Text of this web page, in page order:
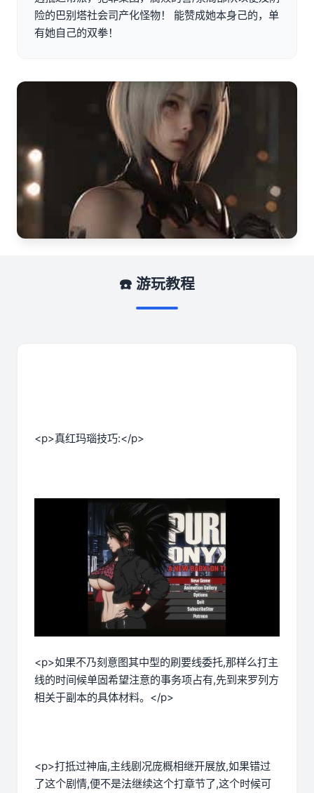
险的巴别塔社会司产化怪物！ 能赞成她本身己的，单
有她自己的双拳！
☎️ 游玩教程
<p>真红玛瑙技巧:</p>
<p>如果不乃刻意图其中型的刷要线委托,那样么打主
线的时间候单固希望注意的事务项占有,先到来罗列方
相关于副本的具体材料。</p>
<p>打抵过神庙,主线剧况庞概相继开展放,如果错过
了这个剧情,便不是法继续这个打章节了,这个时候可